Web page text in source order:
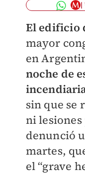
El edificio
mayor
en
noche de
sin que se
ni lesiones
denunció
martes,
el “grave